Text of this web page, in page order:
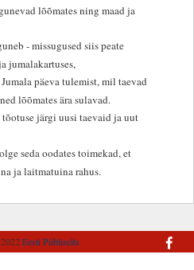
lõõmates ning maad ja
- missugused siis peate
jumalakartuses,
päeva tulemist, mil taevad
lõõmates ära sulavad.
tõotuse järgi uusi taevaid ja uut
seda oodates toimekad, et
ja laitmatuina rahus.
Eesti Piibliselts